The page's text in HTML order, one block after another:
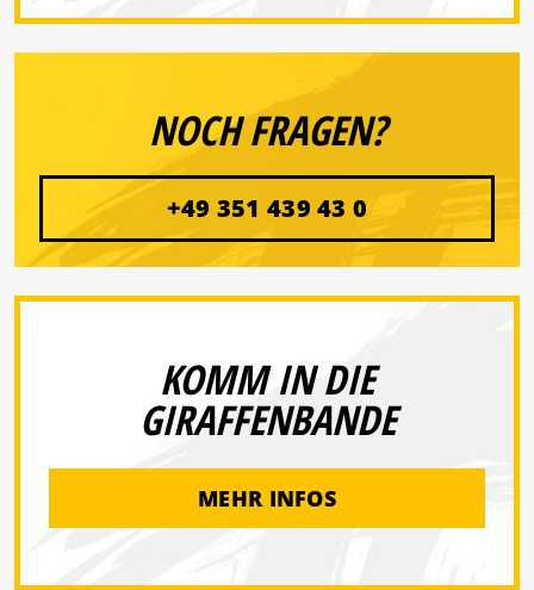
NOCH FRAGEN?
+49 351 439 43 0
KOMM IN DIE
GIRAFFENBANDE
MEHR INFOS